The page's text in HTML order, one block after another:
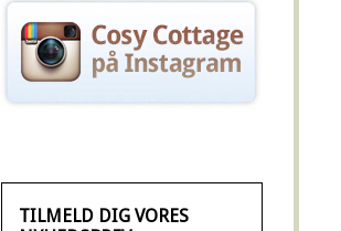
TILMELD DIG VORES